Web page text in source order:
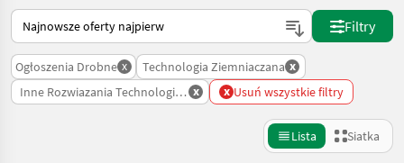
Tak sortuje się na Landwirt.com
Filtry
Ogłoszenia Drobne x Technologia Ziemniaczana x
Inne Rozwiazania Technologiczne Dla Ziemniakow
x x Usuń wszystkie filtry
Lista Siatka